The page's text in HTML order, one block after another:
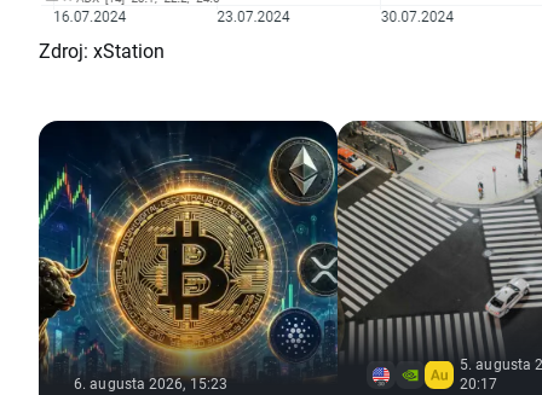
Zdroj: xStation
6. augusta 2026, 15:23
5. augusta
20:17